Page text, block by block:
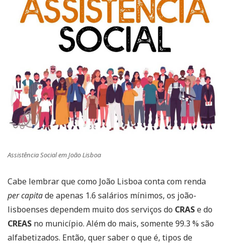
Assistência Social em João Lisboa
Cabe lembrar que como João Lisboa conta com renda
per capitade apenas 1.6 salários mínimos, os joão-
lisboenses dependem muito dos serviços do CRASe do
CREAS no município. Além do mais, somente 99.3 % são
alfabetizados. Então, quer saber o que é, tipos de